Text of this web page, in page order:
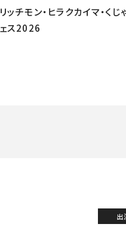
リッチモン・ヒラクカイマ・く
ェス2026
出